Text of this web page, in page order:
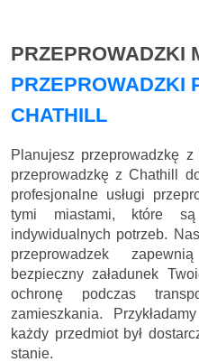
PRZEPROWADZKI
PRZEPROWADZKI
CHATHILL
Planujesz przeprowadzkę
przeprowadzkę z Chathill
profesjonalne usługi
tymi miastami, które
indywidualnych potrzeb.
przeprowadzek
bezpieczny załadunek
ochronę podczas
zamieszkania.
każdy przedmiot był
stanie.